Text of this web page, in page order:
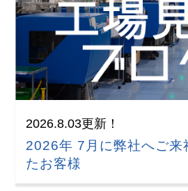
2026.8.03更新！
2026年 7月に弊社へご来
たお客様